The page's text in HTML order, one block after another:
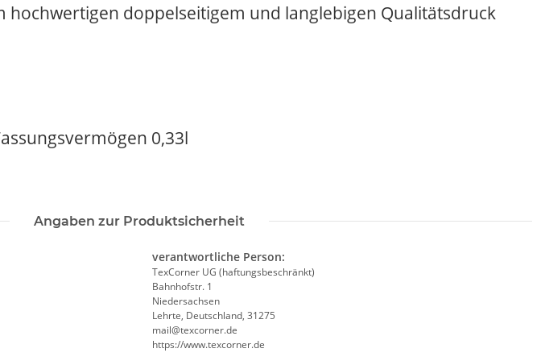
hochwertigen doppelseitigem und langlebigen Qualitätsdruck
0,33l
Angaben zur Produktsicherheit
verantwortliche Person:
TexCorner UG (haftungsbeschränkt)
Bahnhofstr. 1
Niedersachsen
Lehrte, Deutschland, 31275
mail@texcorner.de
https://www.texcorner.de
Premium B&C Inspire #190
Rundhals mit EINER